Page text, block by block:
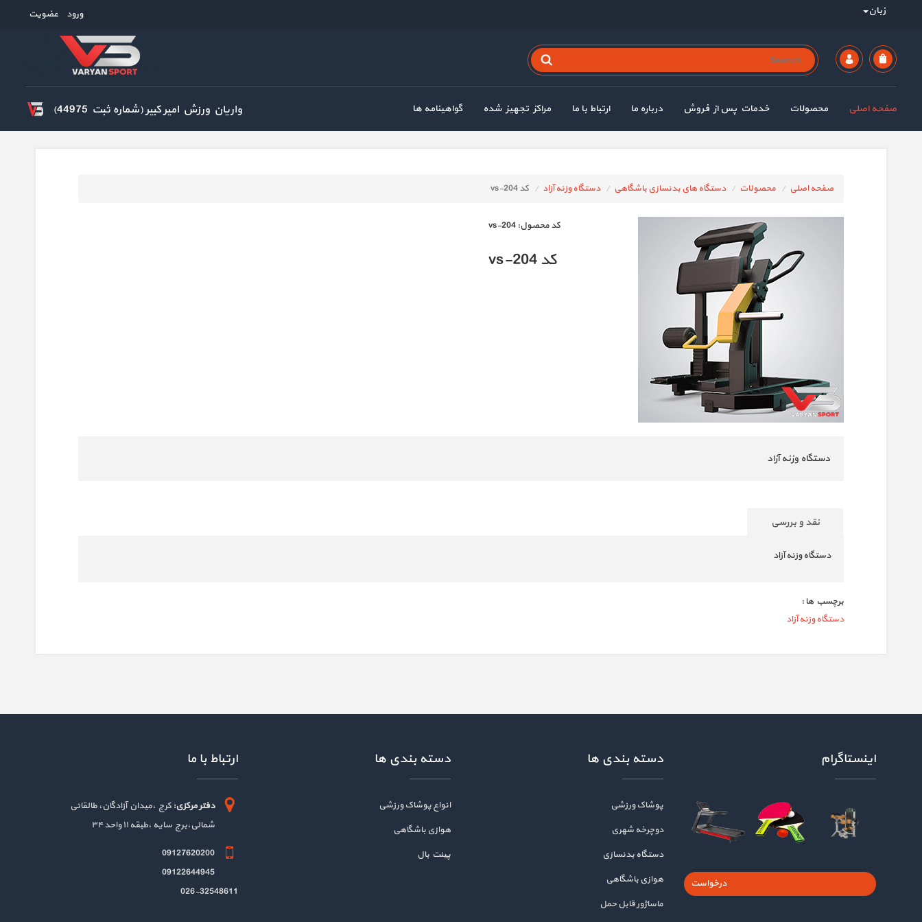
زبان ورود عضویت
صفحه اصلی محصولات خدمات پس از فروش درباره ما ارتباط با ما مراکز تجهیز شده گواهینامه ها واریان ورزش امیر کبیر (شماره ثبت 44975)
صفحه اصلی محصولات دستگاه های بدنسازی باشگاهی دستگاه وزنه آزاد کد vs-204
كد محصول: vs-204
کد vs-204
دستگاه وزنه آزاد
نقد و بررسی
دستگاه وزنه آزاد
برچسب ها :
دستگاه وزنه آزاد
اینستاگرام
درخواست
دسته بندی ها
پوشاک ورزشی
دوچرخه شهری
دستگاه بدنسازی
هوازی باشگاهی
ماساژور قابل حمل
دسته بندی ها
انواع پوشاک ورزشی
هوازی باشگاهی
پینت بال
ارتباط با ما
دفتر مرکزی: کرج ،میدان آزادگان، طالقانی
شمالی،برج سایه ،طبقه ۱۱ واحد ۳۴
09127620200
09122644945
026-32548611